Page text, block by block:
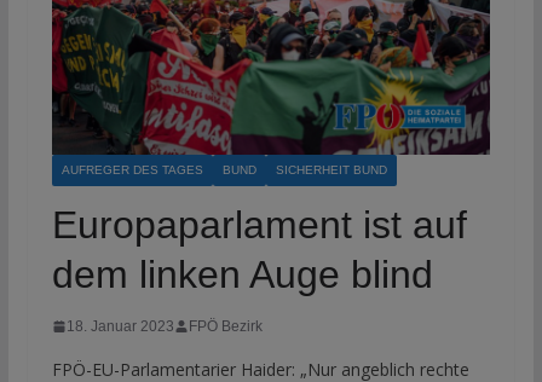
AUFREGER DES TAGES BUND SICHERHEIT BUND
Europaparlament ist auf
dem linken Auge blind
18. Januar 2023 FPÖ Bezirk
FPÖ-EU-Parlamentarier Haider: „Nur angeblich rechte